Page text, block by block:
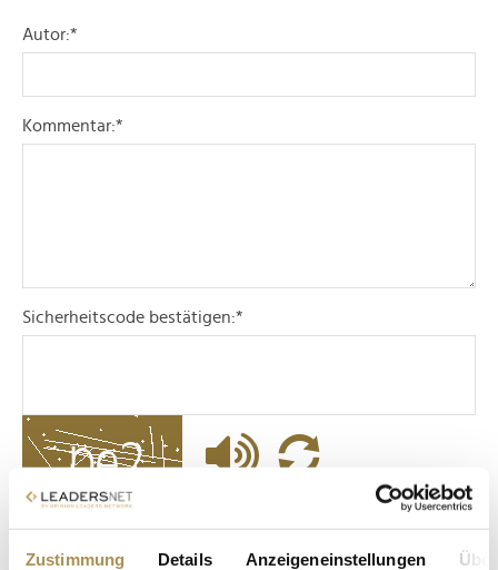
Zustimmung Details Anzeigeneinstellungen
Autor:*
Kommentar:*
Sicherheitscode bestätigen:*
* Pflichtfelder.